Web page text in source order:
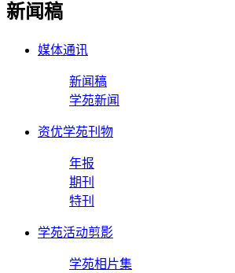
新闻稿
媒体通讯
新闻稿
学苑新闻
资优学苑刊物
年报
期刊
特刊
学苑活动剪影
学苑相片集